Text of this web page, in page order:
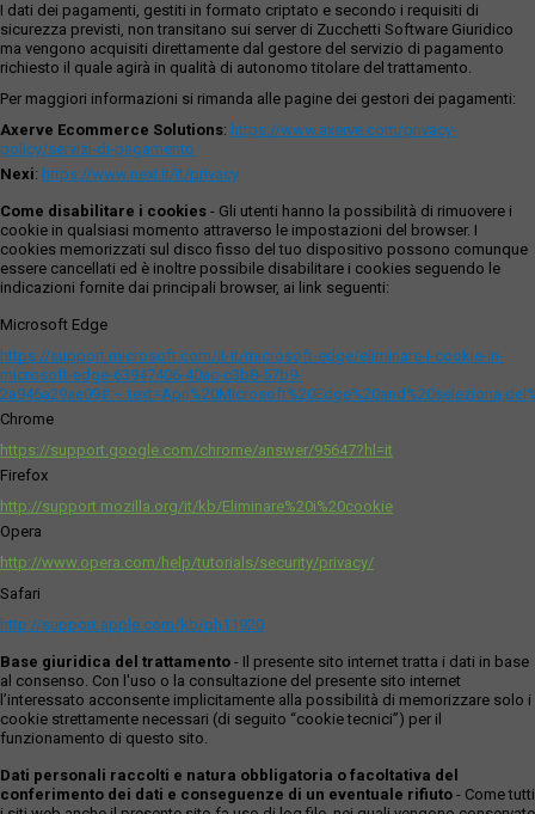
I dati dei pagamenti, gestiti in formato criptato e secondo i requisiti di
sicurezza previsti, non transitano sui server di Zucchetti Software Giuridico
ma vengono acquisiti direttamente dal gestore del servizio di pagamento
richiesto il quale agirà in qualità di autonomo titolare del trattamento.
Per maggiori informazioni si rimanda alle pagine dei gestori dei pagamenti:
Axerve Ecommerce Solutions: https://www.axerve.com/privacy-
policy/servizi-di-pagamento
Nexi: https://www.nexi.it/it/privacy
Come disabilitare i cookies - Gli utenti hanno la possibilità di rimuovere i
cookie in qualsiasi momento attraverso le impostazioni del browser. I
cookies memorizzati sul disco fisso del tuo dispositivo possono comunque
essere cancellati ed è inoltre possibile disabilitare i cookies seguendo le
indicazioni fornite dai principali browser, ai link seguenti:
Microsoft Edge
https://support.microsoft.com/it-it/microsoft-edge/eliminare-i-cookie-in-
microsoft-edge-63947406-40ac-c3b8-57b9-
Chrome
https://support.google.com/chrome/answer/95647?hl=it
Firefox
http://support.mozilla.org/it/kb/Eliminare%20i%20cookie
Opera
http://www.opera.com/help/tutorials/security/privacy/
Safari
http://support.apple.com/kb/ph11920
Base giuridica del trattamento - Il presente sito internet tratta i dati in base
al consenso. Con l'uso o la consultazione del presente sito internet
l’interessato acconsente implicitamente alla possibilità di memorizzare solo i
cookie strettamente necessari (di seguito “cookie tecnici”) per il
funzionamento di questo sito.
Dati personali raccolti e natura obbligatoria o facoltativa del
conferimento dei dati e conseguenze di un eventuale rifiuto - Come tutti